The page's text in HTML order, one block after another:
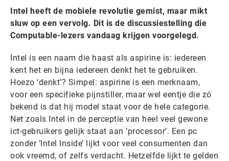
Intel heeft de mobiele revolutie gemist, maar mikt
sluw op een vervolg. Dit is de discussiestelling die
Computable-lezers vandaag krijgen voorgelegd.
Intel is een naam die haast als aspirine is: iedereen
kent het en bijna iedereen denkt het te gebruiken.
Hoezo ‘denkt’? Simpel: aspirine is een merknaam,
voor een specifieke pijnstiller, maar wel eentje die zó
bekend is dat hij model staat voor de hele categorie.
Net zoals Intel in de perceptie van heel veel gewone
ict-gebruikers gelijk staat aan ‘processor’. Een pc
zonder ‘Intel Inside’ lijkt voor veel consumenten dan
ook vreemd, of zelfs verdacht. Hetzelfde lijkt te gelden